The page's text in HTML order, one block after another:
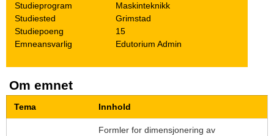
a
l
g
A
g
Studieprogram
Maskinteknikk
Studiested
Grimstad
Studiepoeng
15
Emneansvarlig
Edutorium Admin
Om emnet
Tema Innhold
Formler for dimensjonering av